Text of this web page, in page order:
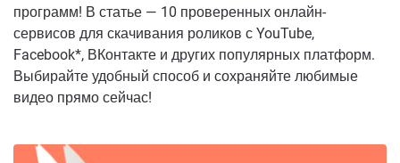
программ! В статье — 10 проверенных онлайн-
сервисов для скачивания роликов с YouTube,
Facebook*, ВКонтакте и других популярных платформ.
Выбирайте удобный способ и сохраняйте любимые
видео прямо сейчас!